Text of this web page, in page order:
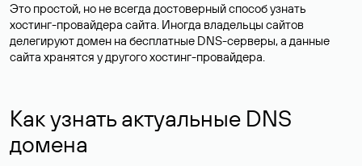
Это простой, но не всегда достоверный способ узнать
хостинг-провайдера сайта. Иногда владельцы сайтов
делегируют домен на бесплатные DNS-серверы, а данные
сайта хранятся у другого хостинг-провайдера.
Как узнать актуальные DNS
домена